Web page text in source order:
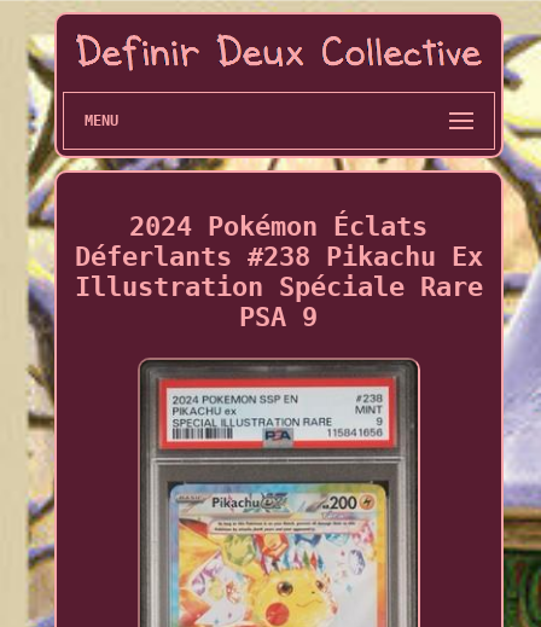
MENU
2024 Pokémon Éclats
Déferlants #238 Pikachu Ex
Illustration Spéciale Rare
PSA 9